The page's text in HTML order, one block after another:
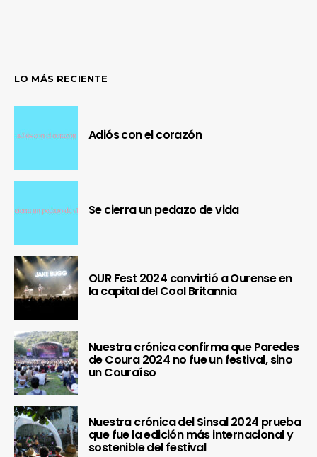
LO MÁS RECIENTE
Adiós con el corazón
Se cierra un pedazo de vida
OUR Fest 2024 convirtió a Ourense en
la capital del Cool Britannia
Nuestra crónica confirma que Paredes
de Coura 2024 no fue un festival, sino
un Couraíso
Nuestra crónica del Sinsal 2024 prueba
que fue la edición más internacional y
sostenible del festival